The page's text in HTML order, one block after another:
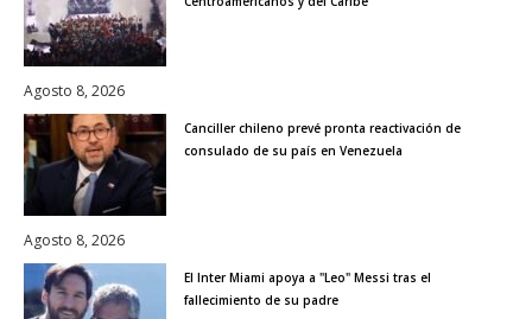
Agosto 8, 2026
Canciller chileno prevé pronta reactivación de
consulado de su país en Venezuela
Agosto 8, 2026
El Inter Miami apoya a "Leo" Messi tras el
fallecimiento de su padre